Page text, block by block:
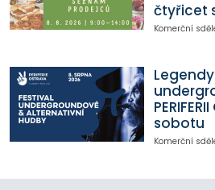
čtyřicet
Komerční
sobotu
Komerční